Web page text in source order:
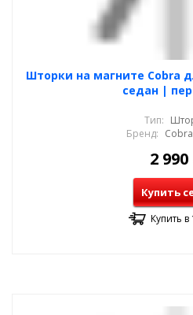
Шторки на магните Cobra
седан |
Тип:
Бренд:
2 990
Купить
Купить в